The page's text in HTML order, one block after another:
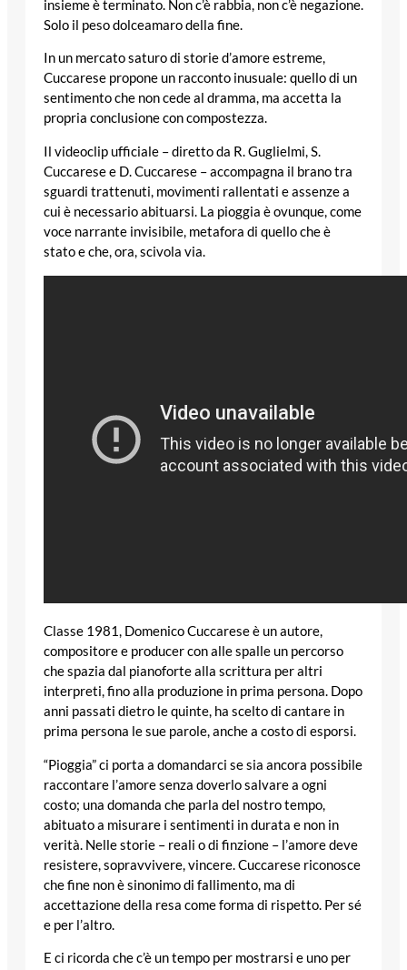
insieme è terminato. Non c’è rabbia, non c’è negazione.
Solo il peso dolceamaro della fine.
In un mercato saturo di storie d’amore estreme,
Cuccarese propone un racconto inusuale: quello di un
sentimento che non cede al dramma, ma accetta la
propria conclusione con compostezza.
Il videoclip ufficiale – diretto da R. Guglielmi, S.
Cuccarese e D. Cuccarese – accompagna il brano tra
sguardi trattenuti, movimenti rallentati e assenze a
cui è necessario abituarsi. La pioggia è ovunque, come
voce narrante invisibile, metafora di quello che è
stato e che, ora, scivola via.
Classe 1981, Domenico Cuccarese è un autore,
compositore e producer con alle spalle un percorso
che spazia dal pianoforte alla scrittura per altri
interpreti, fino alla produzione in prima persona. Dopo
anni passati dietro le quinte, ha scelto di cantare in
prima persona le sue parole, anche a costo di esporsi.
“Pioggia” ci porta a domandarci se sia ancora possibile
raccontare l’amore senza doverlo salvare a ogni
costo; una domanda che parla del nostro tempo,
abituato a misurare i sentimenti in durata e non in
verità. Nelle storie – reali o di finzione – l’amore deve
resistere, sopravvivere, vincere. Cuccarese riconosce
che fine non è sinonimo di fallimento, ma di
accettazione della resa come forma di rispetto. Per sé
e per l’altro.
E ci ricorda che c’è un tempo per mostrarsi e uno per